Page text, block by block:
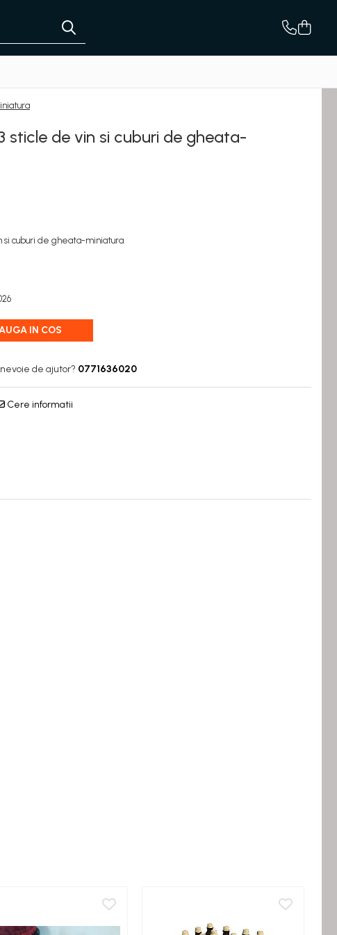
sticle de vin si cuburi de gheata-
si cuburi de gheata-miniatura
IN COS
de ajutor? 0771636020
Cere informatii